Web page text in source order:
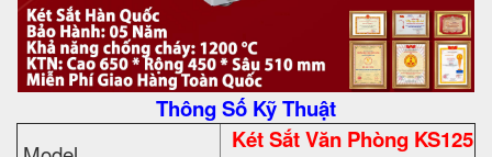
Thông Số Kỹ Thuật
Két Sắt Văn Phòng KS125